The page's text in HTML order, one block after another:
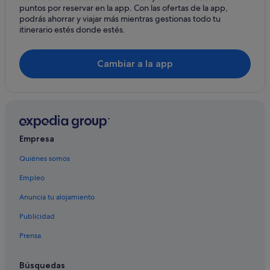
Casas de campo en Barreiros
Reinante hoteles
Cabañas en Lourenzá
Hoteles con restaurante en Foz
Albergues en Barreiros
Casas rurales en Barreiros
Hoteles de aventura en Foz
Hoteles LGTBQIA en Barreiros
Hoteles con spa en Foz
Hoteles de 3 estrellas en Foz
Hoteles de 5 estrellas en Foz
puntos por reservar en la app. Con las ofertas de la app,
podrás ahorrar y viajar más mientras gestionas todo tu
itinerario estés donde estés.
Cambiar a la app
Empresa
Quiénes somos
Empleo
Anuncia tu alojamiento
Publicidad
Prensa
Búsquedas